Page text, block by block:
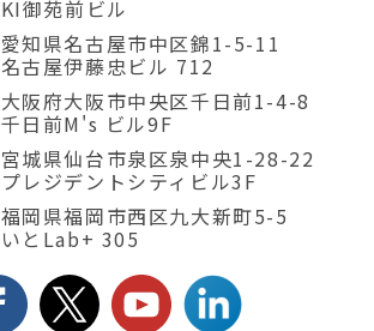
KI御苑前ビル
愛知県名古屋市中区錦1-5-11
名古屋伊藤忠ビル 712
大阪府大阪市中央区千日前1-4-8
千日前M's ビル9F
宮城県仙台市泉区泉中央1-28-22
プレジデントシティビル3F
福岡県福岡市西区九大新町5-5
いとLab+ 305